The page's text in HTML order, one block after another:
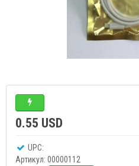
0.55 USD
UPC:
Артикул: 00000112